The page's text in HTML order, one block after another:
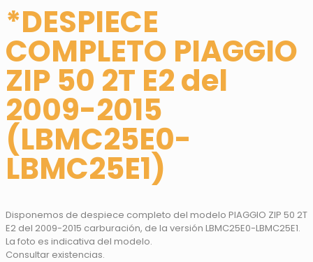
*DESPIECE
COMPLETO PIAGGIO
ZIP 50 2T E2 del
2009-2015
(LBMC25E0-
LBMC25E1)
Disponemos de despiece completo del modelo PIAGGIO ZIP 50 2T
E2 del 2009-2015 carburación, de la versión LBMC25E0-LBMC25E1.
La foto es indicativa del modelo.
Consultar existencias.